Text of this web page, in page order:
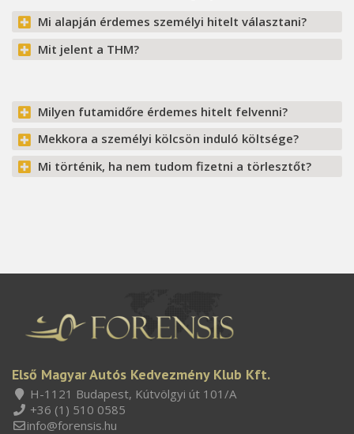
Mi alapján érdemes személyi hitelt választani?
Mit jelent a THM?
Milyen futamidőre érdemes hitelt felvenni?
Mekkora a személyi kölcsön induló költsége?
Mi történik, ha nem tudom fizetni a törlesztőt?
Első Magyar Autós Kedvezmény Klub Kft.
H-1121 Budapest, Kútvölgyi út 101/A
+36 (1) 510 0585
info@forensis.hu